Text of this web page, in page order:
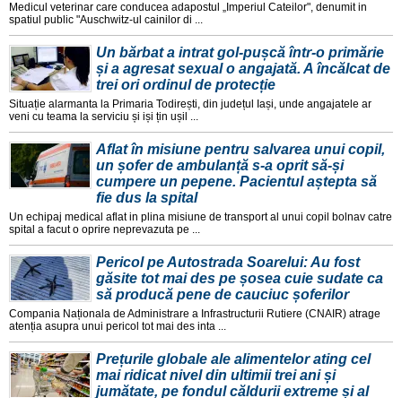
Medicul veterinar care conducea adapostul „Imperiul Cateilor", denumit in
spatiul public "Auschwitz-ul cainilor di ...
Un bărbat a intrat gol-pușcă într-o primărie
și a agresat sexual o angajată. A încălcat de
trei ori ordinul de protecție
Situație alarmanta la Primaria Todirești, din județul Iași, unde angajatele ar
veni cu teama la serviciu și iși țin ușil ...
Aflat în misiune pentru salvarea unui copil,
un șofer de ambulanță s-a oprit să-și
cumpere un pepene. Pacientul aștepta să
fie dus la spital
Un echipaj medical aflat in plina misiune de transport al unui copil bolnav catre
spital a facut o oprire neprevazuta pe ...
Pericol pe Autostrada Soarelui: Au fost
găsite tot mai des pe șosea cuie sudate ca
să producă pene de cauciuc șoferilor
Compania Naționala de Administrare a Infrastructurii Rutiere (CNAIR) atrage
atenția asupra unui pericol tot mai des inta ...
Prețurile globale ale alimentelor ating cel
mai ridicat nivel din ultimii trei ani și
jumătate, pe fondul căldurii extreme și al